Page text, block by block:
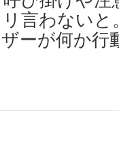
言わないと
ーが何か行